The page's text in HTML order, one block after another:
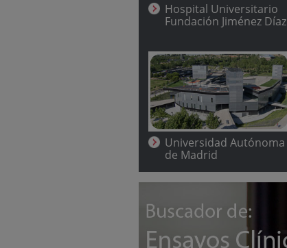
Hospital Universitario
Fundación Jiménez Díaz
Universidad Autónoma
de Madrid